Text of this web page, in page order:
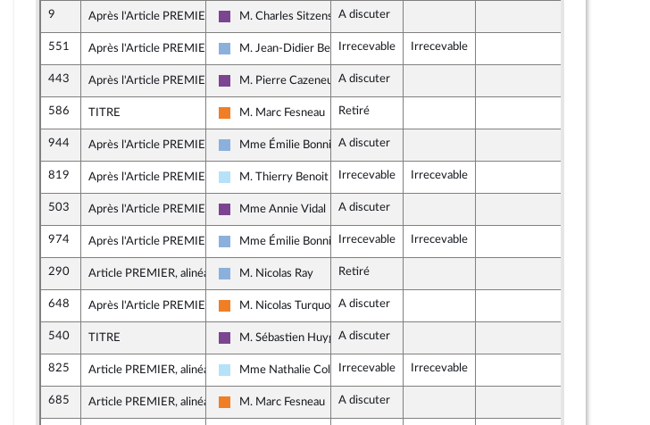
9 Après l'Article PREMIER
Ensemble pour la République
M. Charles SitzenstuhlA discuter
551 Après l'Article PREMIER
Droite Républicaine
M. Jean-Didier BergerIrrecevable Irrecevable
443 Après l'Article PREMIER
Ensemble pour la République
M. Pierre CazeneuveA discuter
586 TITRE
Les Démocrates
M. Marc Fesneau Retiré
944 Après l'Article PREMIER
Droite Républicaine
Mme Émilie BonnivardA discuter
819 Après l'Article PREMIER
Horizons & Indépendants
M. Thierry Benoit Irrecevable Irrecevable
503 Après l'Article PREMIER
Ensemble pour la République
Mme Annie Vidal A discuter
974 Après l'Article PREMIER
Droite Républicaine
Mme Émilie BonnivardIrrecevable Irrecevable
290 Article PREMIER, alinéa 38
Droite Républicaine
M. Nicolas Ray Retiré
648 Après l'Article PREMIER
Les Démocrates
M. Nicolas Turquois A discuter
540 TITRE
Ensemble pour la République
M. Sébastien HuygheA discuter
825 Article PREMIER, alinéa 10
Horizons & Indépendants
Mme Nathalie Colin-Oesterlé
Irrecevable Irrecevable
685 Article PREMIER, alinéa 81
Les Démocrates
M. Marc Fesneau A discuter